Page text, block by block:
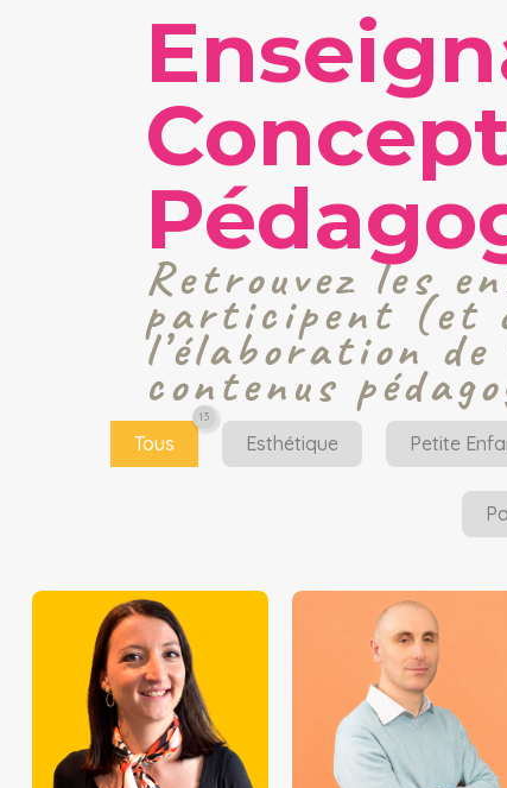
Retrouvez les
participent (et
l’élaboration
contenus
13
Esthétique Petite